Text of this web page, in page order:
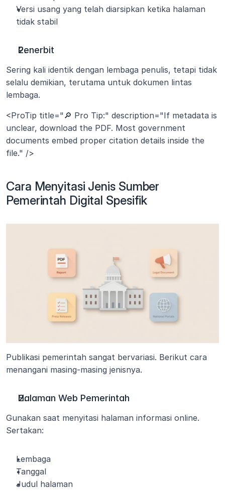
Versi usang yang telah diarsipkan ketika halaman
tidak stabil
Penerbit
Sering kali identik dengan lembaga penulis, tetapi tidak
selalu demikian, terutama untuk dokumen lintas
lembaga.
<ProTip title="🔎 Pro Tip:" description="If metadata is
unclear, download the PDF. Most government
documents embed proper citation details inside the
file." />
Cara Menyitasi Jenis Sumber
Pemerintah Digital Spesifik
Publikasi pemerintah sangat bervariasi. Berikut cara
menangani masing-masing jenisnya.
Halaman Web Pemerintah
Gunakan saat menyitasi halaman informasi online.
Sertakan:
Lembaga
Tanggal
Judul halaman